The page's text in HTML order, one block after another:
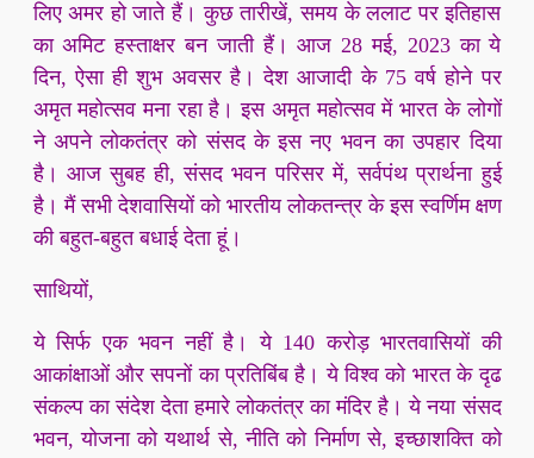
लिए अमर हो जाते हैं। कुछ तारीखें, समय के ललाट पर इतिहास
का अमिट हस्ताक्षर बन जाती हैं। आज 28 मई, 2023 का ये
दिन, ऐसा ही शुभ अवसर है। देश आजादी के 75 वर्ष होने पर
अमृत महोत्सव मना रहा है। इस अमृत महोत्सव में भारत के लोगों
ने अपने लोकतंत्र को संसद के इस नए भवन का उपहार दिया
है। आज सुबह ही, संसद भवन परिसर में, सर्वपंथ प्रार्थना हुई
है। मैं सभी देशवासियों को भारतीय लोकतन्त्र के इस स्वर्णिम क्षण
की बहुत-बहुत बधाई देता हूं।
साथियों,
ये सिर्फ एक भवन नहीं है। ये 140 करोड़ भारतवासियों की
आकांक्षाओं और सपनों का प्रतिबिंब है। ये विश्व को भारत के दृढ
संकल्प का संदेश देता हमारे लोकतंत्र का मंदिर है। ये नया संसद
भवन, योजना को यथार्थ से, नीति को निर्माण से, इच्छाशक्ति को